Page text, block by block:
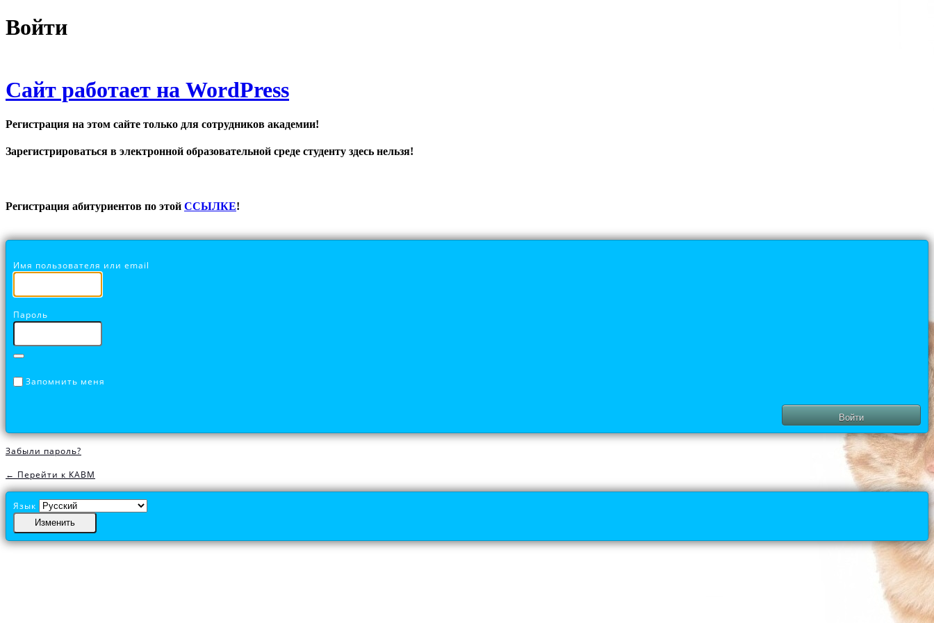
Войти
Сайт работает на WordPress
Регистрация на этом сайте только для сотрудников академии!
Зарегистрироваться в электронной образовательной среде студенту здесь нельзя!
Регистрация абитуриентов по этой ССЫЛКЕ!
Имя пользователя или email
Пароль
Запомнить меня
Забыли пароль?
← Перейти к КАВМ
Язык